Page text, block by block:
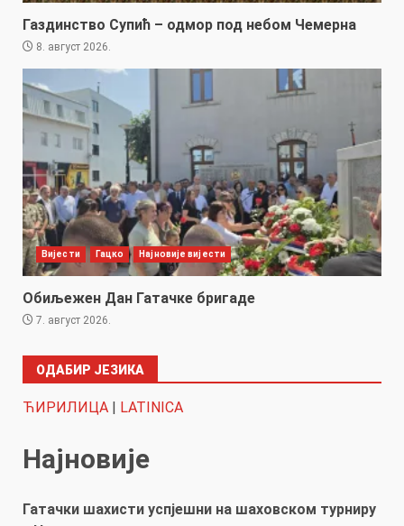
Газдинство Супић – одмор под небом Чемерна
8. август 2026.
Вијести Гацко Најновије вијести
Обиљежен Дан Гатачке бригаде
7. август 2026.
ОДАБИР ЈЕЗИКА
ЋИРИЛИЦА | LATINICA
Најновије
Гатачки шахисти успјешни на шаховском турниру